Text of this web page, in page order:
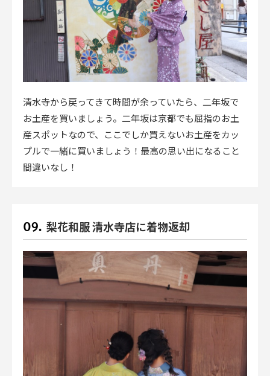
清水寺から戻ってきて時間が余っていたら、二年坂で
お土産を買いましょう。二年坂は京都でも屈指のお土
産スポットなので、ここでしか買えないお土産をカッ
プルで一緒に買いましょう！最高の思い出になること
間違いなし！
梨花和服 清水寺店に着物返却